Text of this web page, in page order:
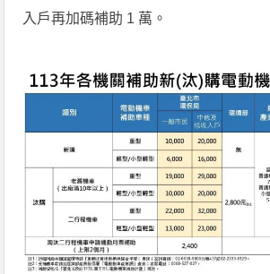
入戶再加碼補助 1 萬。